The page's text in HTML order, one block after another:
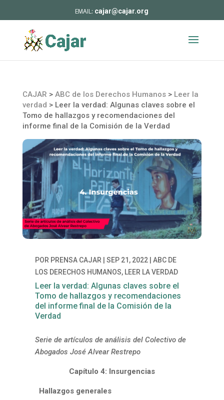
cajar@cajar.org
CAJAR > ABC de los Derechos Humanos> Leer la
verdad > Leer la verdad: Algunas claves sobre el
Tomo de hallazgos y recomendaciones del
informe final de la Comisión de la Verdad
POR PRENSA CAJAR| SEP 21, 2022| ABC DE
LOS DERECHOS HUMANOS, LEER LA VERDAD
Leer la verdad: Algunas claves sobre el
Tomo de hallazgos y recomendaciones
del informe final de la Comisión de la
Verdad
Serie de artículos de análisis del Colectivo de
Abogados José Alvear Restrepo
Capítulo 4: Insurgencias
Hallazgos generales